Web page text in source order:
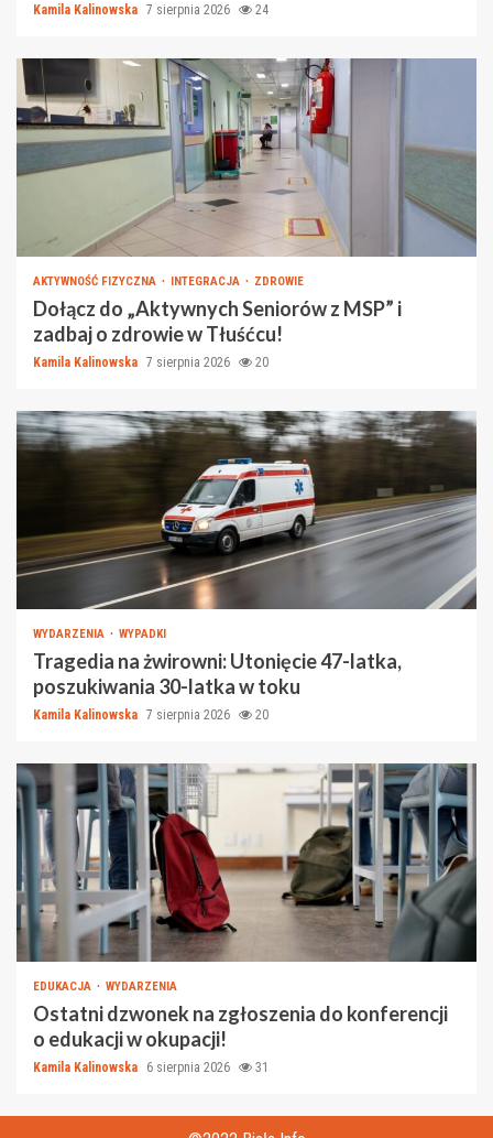
Kamila Kalinowska 7 sierpnia 2026 24
AKTYWNOŚĆ FIZYCZNA INTEGRACJA ZDROWIE
Dołącz do „Aktywnych Seniorów z MSP” i
zadbaj o zdrowie w Tłuśćcu!
Kamila Kalinowska 7 sierpnia 2026 20
WYDARZENIA WYPADKI
Tragedia na żwirowni: Utonięcie 47-latka,
poszukiwania 30-latka w toku
Kamila Kalinowska 7 sierpnia 2026 20
EDUKACJA WYDARZENIA
Ostatni dzwonek na zgłoszenia do konferencji
o edukacji w okupacji!
Kamila Kalinowska 6 sierpnia 2026 31